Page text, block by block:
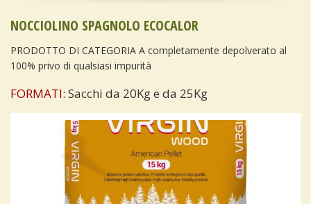
NOCCIOLINO SPAGNOLO ECOCALOR
PRODOTTO DI CATEGORIA A completamente depolverato al
100% privo di qualsiasi impurità
FORMATI: Sacchi da 20Kg e da 25Kg